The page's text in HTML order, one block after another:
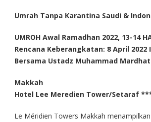
Umrah Tanpa Karantina Saudi &
UMROH Awal Ramadhan 2022, 13-14
Rencana Keberangkatan: 8 April 2022
Bersama Ustadz Muhammad
Makkah
Hotel Lee Meredien Tower/Setaraf
Le Méridien Towers Makkah